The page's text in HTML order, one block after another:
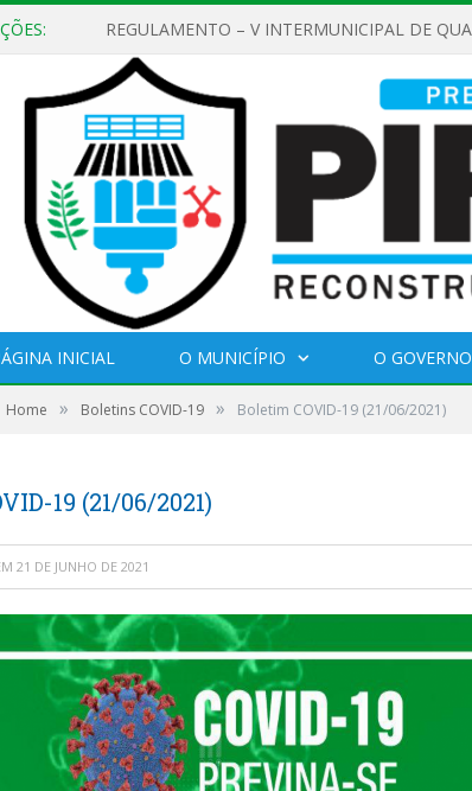
INICIAL O MUNICÍPIO O GOVERNO
Home » Boletins COVID-19 » Boletim COVID-19 (21/06/2021)
19 (21/06/2021)
21 DE JUNHO DE 2021